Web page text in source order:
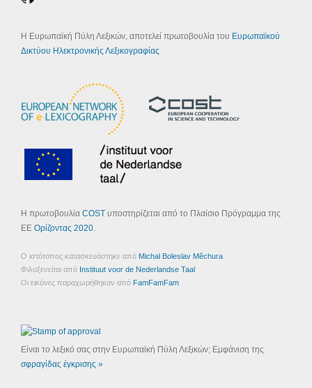
Η Ευρωπαϊκή Πύλη Λεξικών, αποτελεί πρωτοβουλία του Ευρωπαϊκού
Δικτύου Ηλεκτρονικής Λεξικογραφίας
Η πρωτοβουλία COSTυποστηρίζεται από το Πλαίσιο Πρόγραμμα της
ΕΕ Ορίζοντας 2020.
Ο ιστότοπος κατασκευάστηκε από Michal Boleslav Měchura
Φιλοξενείται από Instituut voor de Nederlandse Taal
Οι εικόνες παραχωρήθηκαν από FamFamFam
Είναι το λεξικό σας στην Ευρωπαϊκή Πύλη Λεξικών; Εμφάνιση της
σφραγίδας έγκρισης »